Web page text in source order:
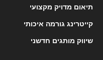
תיאום מדויק מקצועי
קייטרינג גורמה איכותי
שיווק מותגים חדשני